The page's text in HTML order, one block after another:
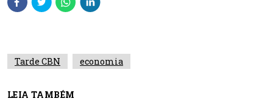
Tarde CBN economia
LEIA TAMBÉM